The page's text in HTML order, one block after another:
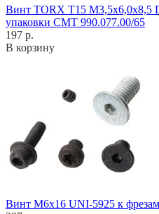
Винт TORX T15 M3,5x6,0x8,5
упаковки CMT 990.077.00/65
197 р.
В корзину
Винт M6x16 UNI-5925 к